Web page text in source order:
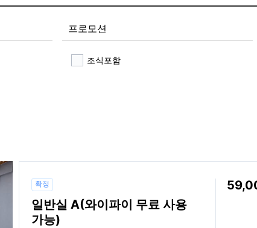
프로모션
조식포함
확정
일반실 A(와이파이 무료 사용
가능)